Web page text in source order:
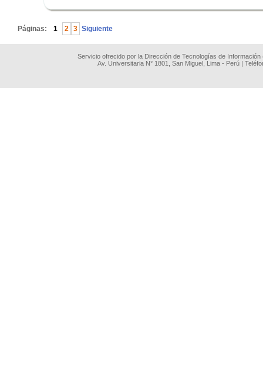
Páginas: 1 2 3 Siguiente
Servicio ofrecido por la Dirección de Tecnologías de
Av. Universitaria N° 1801, San Miguel, Lima - Perú |